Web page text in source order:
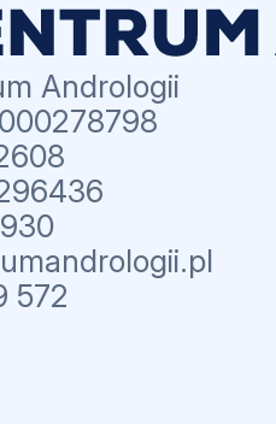
Andrologii
572